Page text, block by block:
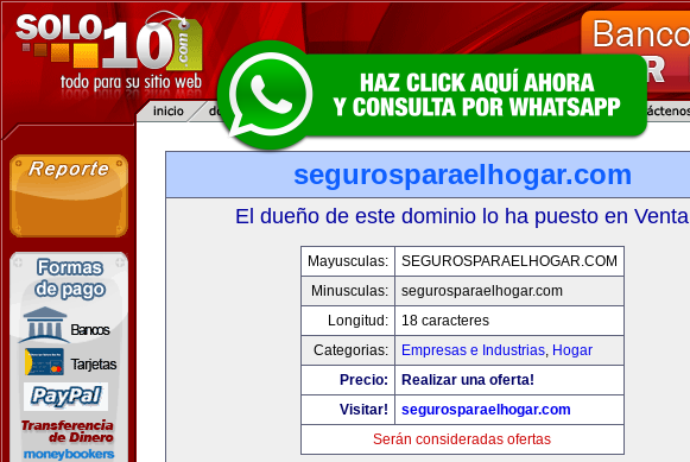
segurosparaelhogar.com
El dueño de este dominio lo ha puesto en Venta
Mayusculas:
SEGUROSPARAELHOGAR.COM
Minusculas:
segurosparaelhogar.com
Longitud:
18 caracteres
Categorias:
Empresas e Industrias, Hogar
Precio:
Realizar una oferta!
Visitar!
segurosparaelhogar.com
Serán consideradas ofertas